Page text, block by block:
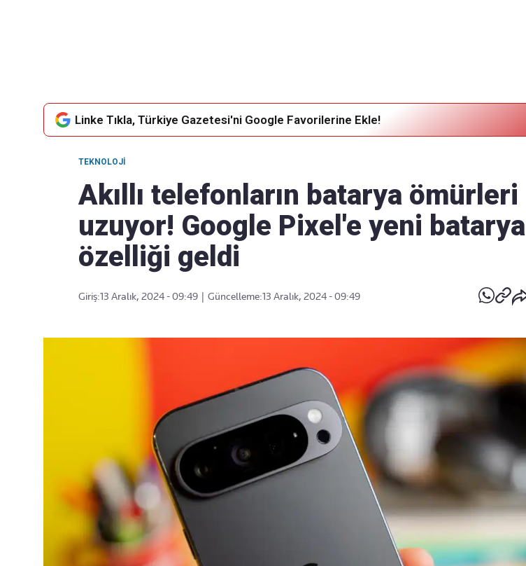
Linke Tıkla, Türkiye Gazetesi'ni Google Favorilerine Ekle!
TEKNOLOJI
Akıllı telefonların batarya ömürleri
uzuyor! Google Pixel'e yeni batarya
özelliği geldi
Giriş:13 Aralık, 2024 - 09:49 Güncelleme:13 Aralık, 2024 - 09:49